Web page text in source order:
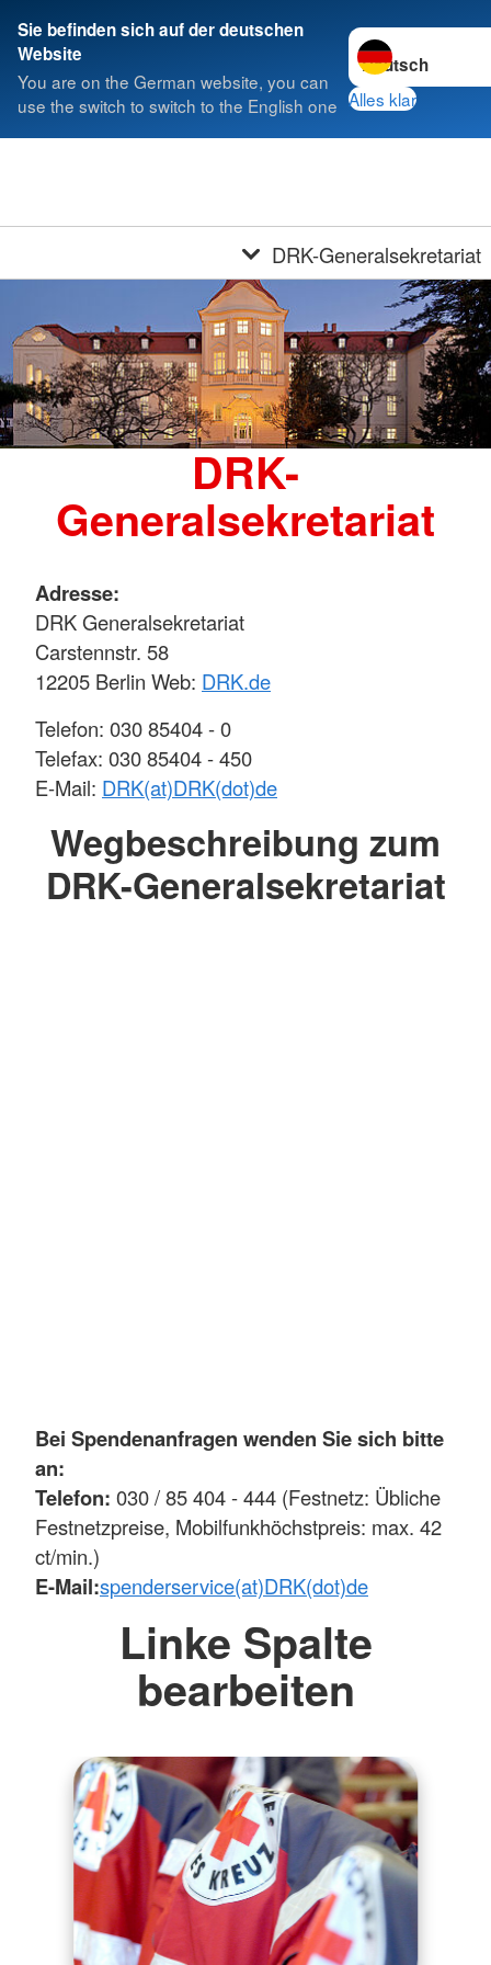
Sie befinden sich auf der deutschen
Website
You are on the German website, you can
use the switch to switch to the English one
Sprache
Alles klar
DRK-Generalsekretariat
DRK-
Generalsekretariat
Adresse:
DRK Generalsekretariat
Carstennstr. 58
12205 Berlin Web: DRK.de
Telefon: 030 85404 - 0
Telefax: 030 85404 - 450
E-Mail: DRK(at)DRK(dot)de
Wegbeschreibung zum
DRK-Generalsekretariat
Bei Spendenanfragen wenden Sie sich bitte
an:
Telefon: 030 / 85 404 - 444 (Festnetz: Übliche
Festnetzpreise, Mobilfunkhöchstpreis: max. 42
ct/min.)
E-Mail:spenderservice(at)DRK(dot)de
Linke Spalte
bearbeiten